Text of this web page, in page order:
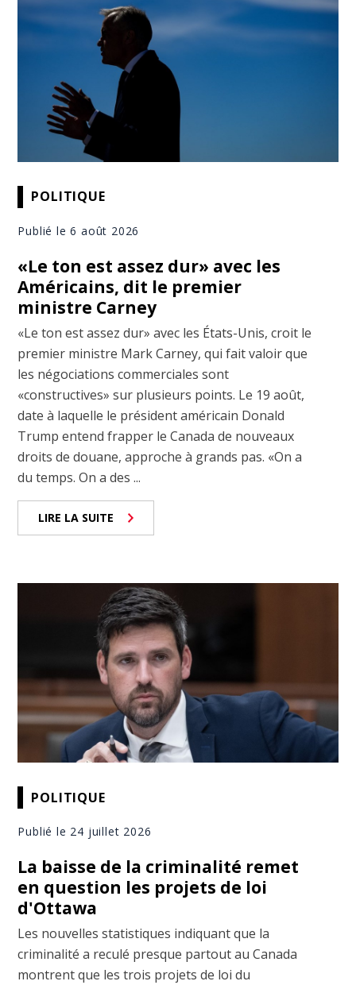
POLITIQUE
Publié le 6 août 2026
«Le ton est assez dur» avec les
Américains, dit le premier
ministre Carney
«Le ton est assez dur» avec les États-Unis, croit le
premier ministre Mark Carney, qui fait valoir que
les négociations commerciales sont
«constructives» sur plusieurs points. Le 19 août,
date à laquelle le président américain Donald
Trump entend frapper le Canada de nouveaux
droits de douane, approche à grands pas. «On a
du temps. On a des ...
LIRE LA SUITE
POLITIQUE
Publié le 24 juillet 2026
La baisse de la criminalité remet
en question les projets de loi
d'Ottawa
Les nouvelles statistiques indiquant que la
criminalité a reculé presque partout au Canada
montrent que les trois projets de loi du